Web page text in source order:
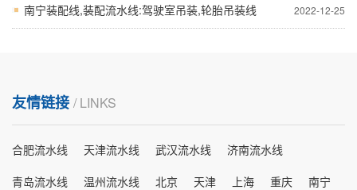
2022-12-25
南宁装配线,装配流水线:驾驶室吊装,轮胎吊装线
友情链接 / LINKS
合肥流水线 天津流水线 武汉流水线
济南流水线
青岛流水线
温州流水线 北京 天津 上海 重庆
南宁